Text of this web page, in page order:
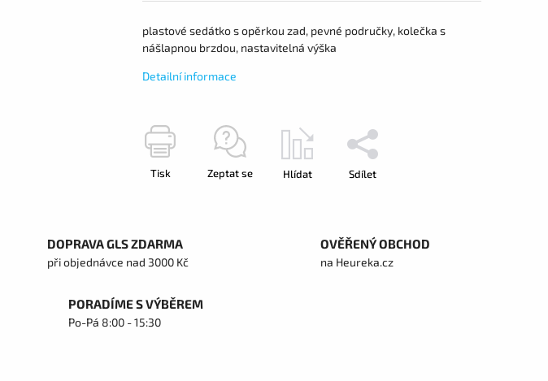
plastové sedátko s opěrkou zad, pevné područky, kolečka s
nášlapnou brzdou, nastavitelná výška
Detailní informace
Tisk Zeptat se Hlídat Sdílet
DOPRAVA GLS ZDARMA
při objednávce nad 3000 Kč
OVĚŘENÝ OBCHOD
na Heureka.cz
PORADÍME S VÝBĚREM
Po-Pá 8:00 - 15:30